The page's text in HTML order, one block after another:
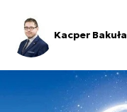
Kacper Bakuła